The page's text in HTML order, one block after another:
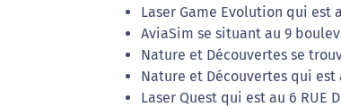
Laser Game Evolution qui est
AviaSim se situant au 9
Nature et Découvertes se
Nature et Découvertes qui est
Laser Quest qui est au 6 RUE